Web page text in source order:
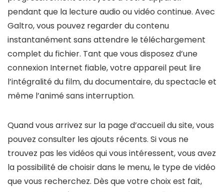
pendant que la lecture audio ou vidéo continue. Avec
Galtro, vous pouvez regarder du contenu
instantanément sans attendre le téléchargement
complet du fichier. Tant que vous disposez d’une
connexion Internet fiable, votre appareil peut lire
l’intégralité du film, du documentaire, du spectacle et
même l’animé sans interruption.
Quand vous arrivez sur la page d’accueil du site, vous
pouvez consulter les ajouts récents. Si vous ne
trouvez pas les vidéos qui vous intéressent, vous avez
la possibilité de choisir dans le menu, le type de vidéo
que vous recherchez. Dès que votre choix est fait,